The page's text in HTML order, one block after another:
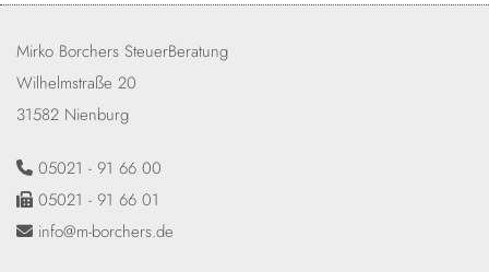
Mirko Borchers SteuerBeratung
Wilhelmstraße 20
31582 Nienburg
 05021 - 91 66 00
 05021 - 91 66 01
 info@m-borchers.de